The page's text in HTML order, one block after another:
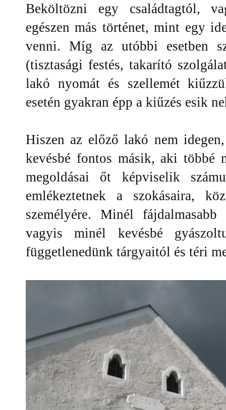
Beköltözni egy családtagtól,
egészen más történet, mint egy
venni. Míg az utóbbi esetben
(tisztasági festés, takarító
lakó nyomát és szellemét
esetén gyakran épp a kiűzés esik
Hiszen az előző lakó nem
kevésbé fontos másik, aki többé
megoldásai őt képviselik
emlékeztetnek a szokásaira,
személyére. Minél
vagyis minél kevésbé
függetlenedünk tárgyaitól és téri